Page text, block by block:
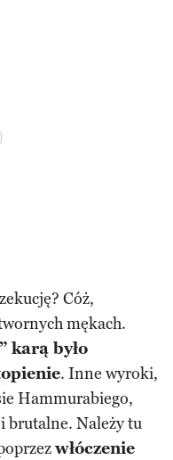
Cóż,
mękach.
karą było
. Inne wyroki,
Hammurabiego,
brutalne. Należy tu
włóczenie